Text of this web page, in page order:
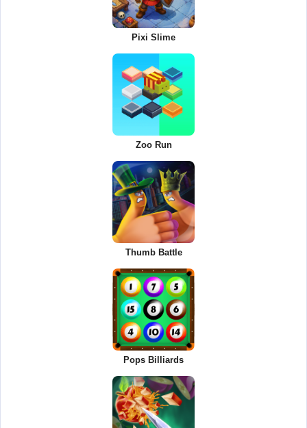
Pixi Slime
Zoo Run
Thumb Battle
Pops Billiards